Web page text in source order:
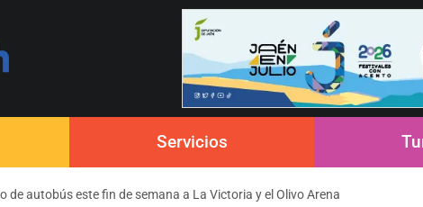
Servicios
de autobús este fin de semana a La Victoria y el Olivo Arena